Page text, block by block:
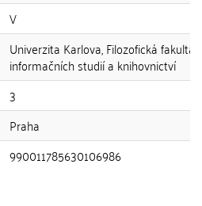
V
Univerzita Karlova, Filozofická fakulta,
informačních studií a knihovnictví
3
Praha
990011785630106986